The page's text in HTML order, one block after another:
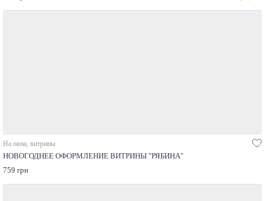
На окна, витрины
НОВОГОДНЕЕ ОФОРМЛЕНИЕ ВИТРИНЫ "РЯБИНА"
759 грн